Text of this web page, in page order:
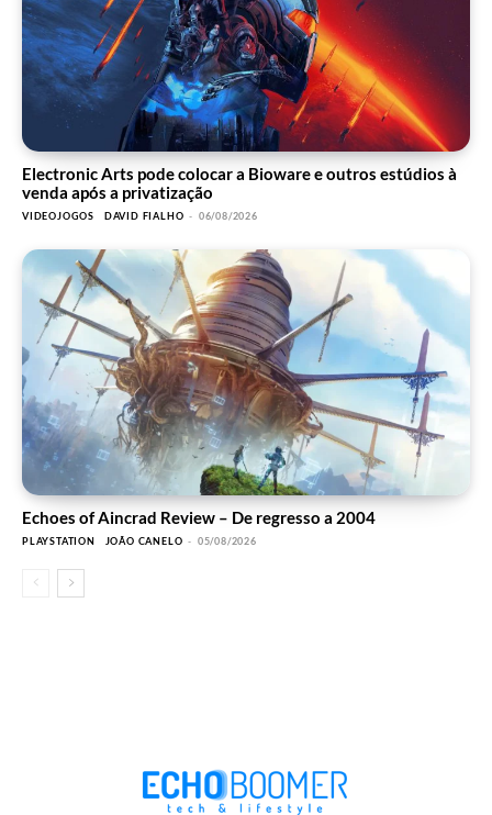
Electronic Arts pode colocar a Bioware e outros estúdios à
venda após a privatização
VIDEOJOGOS DAVID FIALHO - 06/08/2026
Echoes of Aincrad Review – De regresso a 2004
PLAYSTATION JOÃO CANELO - 05/08/2026